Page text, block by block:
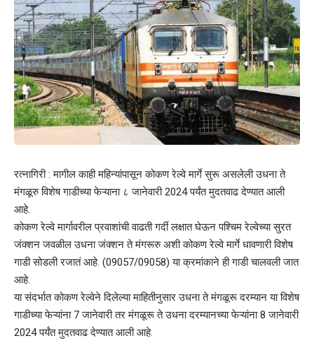
रत्नागिरी : मागील काही महिन्यांपासून कोकण रेल्वे मार्गे सुरू असलेली उधना ते
मंगळूरु विशेष गाडीच्या फेऱ्याना ८ जानेवारी 2024 पर्यंत मुदतवाढ देण्यात आली
आहे.
कोकण रेल्वे मार्गावरील प्रवाशांची वाढती गर्दी लक्षात घेऊन पश्चिम रेल्वेच्या सुरत
जंक्शन जवळील उधना जंक्शन ते मंगरूरु अशी कोकण रेल्वे मार्गे धावणारी विशेष
गाडी सोडली रजातं आहे. (09057/09058) या क्रमांकाने ही गाडी चालवली जात
आहे.
या संदर्भात कोकण रेल्वेने दिलेल्या माहितीनुसार उधना ते मंगळूरू दरम्यान या विशेष
गाडीच्या फेऱ्यांना 7 जानेवारी तर मंगळूरू ते उधना दरम्यानच्या फेऱ्यांना 8 जानेवारी
2024 पर्यंत मुदतवाढ देण्यात आली आहे.